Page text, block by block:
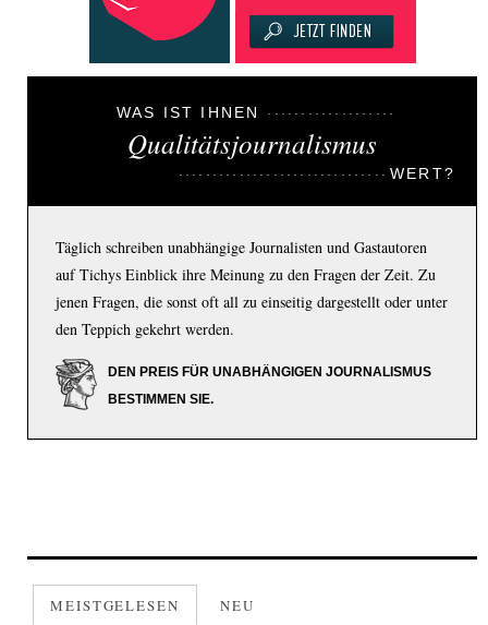
WAS IST IHNEN
Qualitätsjournalismus
WERT?
Täglich schreiben unabhängige Journalisten und Gastautoren
auf Tichys Einblick ihre Meinung zu den Fragen der Zeit. Zu
jenen Fragen, die sonst oft all zu einseitig dargestellt oder unter
den Teppich gekehrt werden.
DEN PREIS FÜR UNABHÄNGIGEN JOURNALISMUS
BESTIMMEN SIE.
MEISTGELESEN NEU